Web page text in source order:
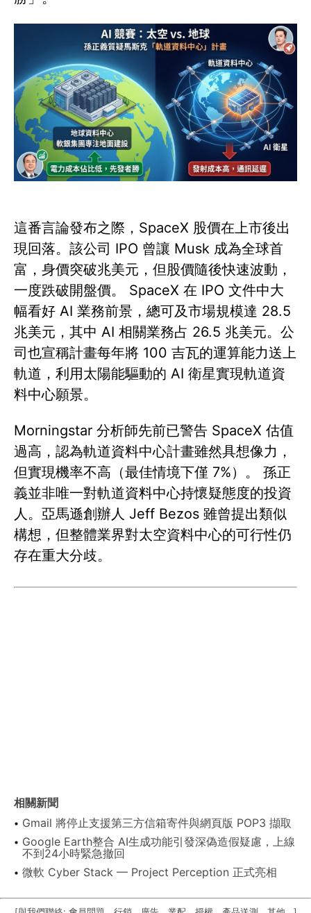
這番言論發布之際，SpaceX 股價在上市後出
現回落。該公司 IPO 曾讓 Musk 成為全球首
富，身價突破兆美元，但股價隨後快速波動，
一度跌破開盤價。 SpaceX 在 IPO 文件中大
幅看好 AI 業務前景，總可及市場規模達 28.5
兆美元，其中 AI 相關業務占 26.5 兆美元。公
司也宣稱計畫每年將 100 吉瓦的運算能力送上
軌道，利用太陽能驅動的 AI 衛星實現軌道資
料中心願景。
Morningstar 分析師先前已警告 SpaceX 估值
過高，認為軌道資料中心計畫雖然具想像力，
但實現機率不高（最佳情境下僅 7%）。 孫正
義並非唯一對軌道資料中心持懷疑態度的投資
人。亞馬遜創辦人 Jeff Bezos 雖曾提出類似
構想，但整體業界對太空資料中心的可行性仍
存在重大分歧。
相關新聞
Gmail 將停止支援第三方信箱寄件與網頁版 POP3 擷取
Google Earth整合 AI生成功能引發深偽造假疑慮，上線
不到24小時緊急撤回
微軟 Cyber Stack — Project Perception 正式亮相